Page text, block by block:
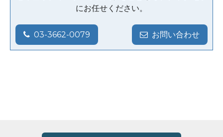
にお任せください。
03-3662-0079 お問い合わせ